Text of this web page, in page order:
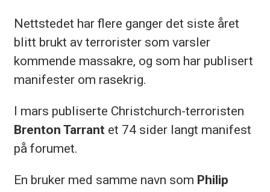
Nettstedet har flere ganger det siste året
blitt brukt av terrorister som varsler
kommende massakre, og som har publisert
manifester om rasekrig.
I mars publiserte Christchurch-terroristen
Brenton Tarrantet 74 sider langt manifest
på forumet.
En bruker med samme navn som Philip